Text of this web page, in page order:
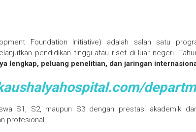
Foundation Initiative) adalah salah satu
pendidikan tinggi atau riset di luar negeri.
lengkap, peluang penelitian, dan jaringan
S1, S2, maupun S3 dengan prestasi akademik
profesional.